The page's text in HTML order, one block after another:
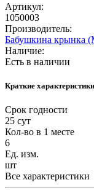
Артикул:
1050003
Производитель:
Бабушкина крынка
Наличие:
Есть в наличии
Краткие характеристики
Срок годности
25 сут
Кол-во в 1 месте
6
Ед. изм.
шт
Все характеристики